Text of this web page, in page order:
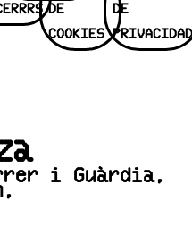
i Guàrdia,
DE
COOKIES
DE